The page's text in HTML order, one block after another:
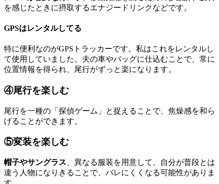
を感じたときに摂取するエナジードリンクなどです。
GPSはレンタルしてる
特に便利なのがGPSトラッカーです。私はこれをレンタルし
て使用していました。夫の車やバッグに仕込むことで、常に
位置情報を得られ、尾行がずっと楽になります。
④尾行を楽しむ
尾行を一種の「探偵ゲーム」と捉えることで、焦燥感を和ら
げることができます。
⑤変装を楽しむ
帽子やサングラス 、異なる服装を用意して、自分が普段とは
違う人物になりきることで、バレにくくなる可能性がありま